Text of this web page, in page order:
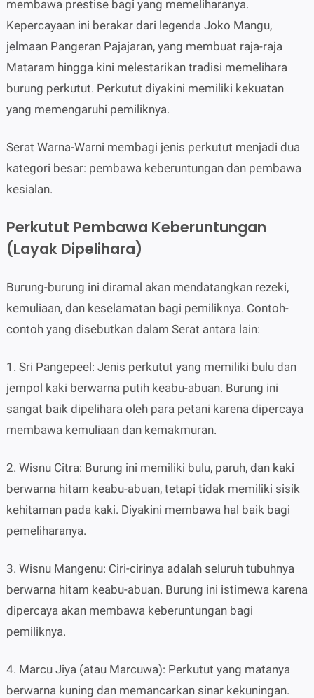
membawa prestise bagi yang memeliharanya.
Kepercayaan ini berakar dari legenda Joko Mangu,
jelmaan Pangeran Pajajaran, yang membuat raja-raja
Mataram hingga kini melestarikan tradisi memelihara
burung perkutut. Perkutut diyakini memiliki kekuatan
yang memengaruhi pemiliknya.
Serat Warna-Warni membagi jenis perkutut menjadi dua
kategori besar: pembawa keberuntungan dan pembawa
kesialan.
Perkutut Pembawa Keberuntungan
(Layak Dipelihara)
Burung-burung ini diramal akan mendatangkan rezeki,
kemuliaan, dan keselamatan bagi pemiliknya. Contoh-
contoh yang disebutkan dalam Serat antara lain:
1. Sri Pangepeel: Jenis perkutut yang memiliki bulu dan
jempol kaki berwarna putih keabu-abuan. Burung ini
sangat baik dipelihara oleh para petani karena dipercaya
membawa kemuliaan dan kemakmuran.
2. Wisnu Citra: Burung ini memiliki bulu, paruh, dan kaki
berwarna hitam keabu-abuan, tetapi tidak memiliki sisik
kehitaman pada kaki. Diyakini membawa hal baik bagi
pemeliharanya.
3. Wisnu Mangenu: Ciri-cirinya adalah seluruh tubuhnya
berwarna hitam keabu-abuan. Burung ini istimewa karena
dipercaya akan membawa keberuntungan bagi
pemiliknya.
4. Marcu Jiya (atau Marcuwa): Perkutut yang matanya
berwarna kuning dan memancarkan sinar kekuningan.